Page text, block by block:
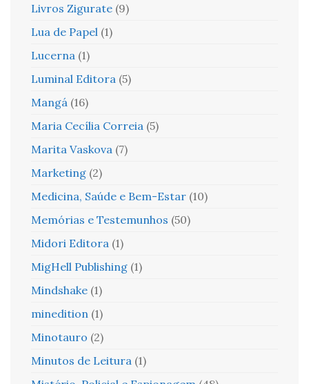
Livros Zigurate (9)
Lua de Papel (1)
Lucerna (1)
Luminal Editora (5)
Mangá (16)
Maria Cecília Correia (5)
Marita Vaskova (7)
Marketing (2)
Medicina, Saúde e Bem-Estar (10)
Memórias e Testemunhos (50)
Midori Editora (1)
MigHell Publishing (1)
Mindshake (1)
minedition (1)
Minotauro (2)
Minutos de Leitura (1)